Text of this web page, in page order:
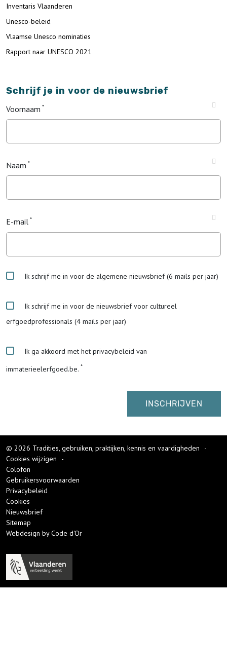
Inventaris Vlaanderen
Unesco-beleid
Vlaamse Unesco nominaties
Rapport naar UNESCO 2021
Schrijf je in voor de nieuwsbrief
Voornaam
Naam
E-mail
Ik schrijf me in voor de algemene nieuwsbrief (6 mails per jaar)
Ik schrijf me in voor de nieuwsbrief voor cultureel
erfgoedprofessionals (4 mails per jaar)
Ik ga akkoord met het privacybeleid van
immaterieelerfgoed.be.
© 2026 Tradities, gebruiken, praktijken, kennis en vaardigheden
-
Cookies wijzigen
-
Colofon
Gebruikersvoorwaarden
Privacybeleid
Cookies
Nieuwsbrief
Sitemap
Webdesign by Code d'Or